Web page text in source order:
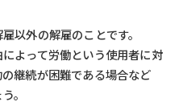
以外の解雇のことです。
よって労働という使用者に対
継続が困難である場合など
。